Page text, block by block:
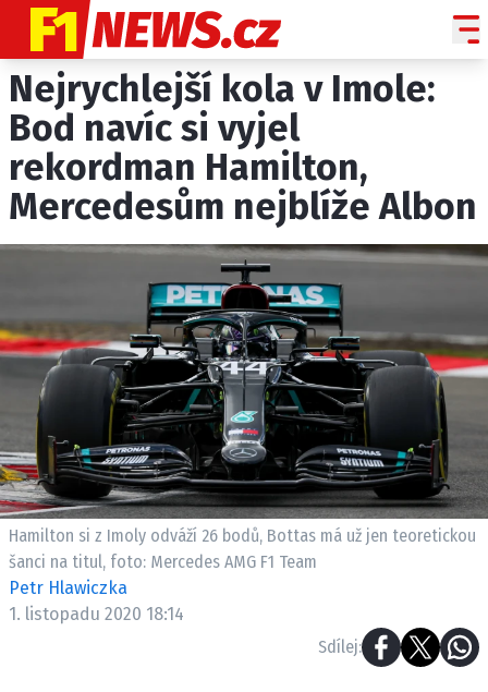
NOVINKY
GRAND PRIX
PADDOCK LINE
TECHNIKA
HISTORIE GP
PROFILY JEZDCŮ
PROFILY TÝMŮ
ROZHOVORY
OSTATNÍ
SLEDUJTE NÁS NA
ETICKÝ KODEX
KONTAKT
VYDAVATEL
OSOBNÍ ÚDAJE / COOKIES
Nejrychlejší kola v Imole:
Bod navíc si vyjel
rekordman Hamilton,
Mercedesům nejblíže Albon
Hamilton si z Imoly odváží 26 bodů, Bottas má už jen teoretickou
šanci na titul, foto: Mercedes AMG F1 Team
Petr Hlawiczka
1. listopadu 2020 18:14
Sdílej: